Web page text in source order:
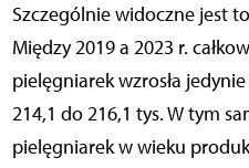
Szczególnie widoczne jest
Między 2019 a 2023 r.
pielęgniarek wzrosła
214,1 do 216,1 tys. W tym
pielęgniarek w wieku